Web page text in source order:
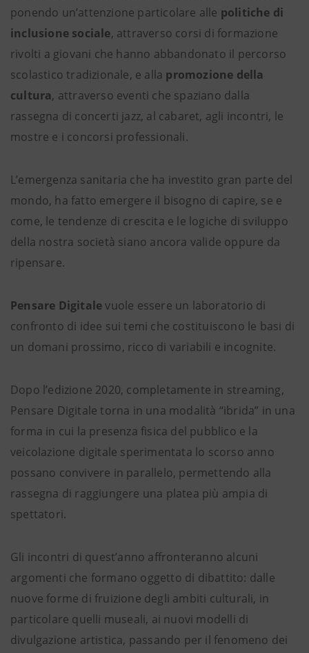
ponendo un’attenzione particolare alle politiche di
inclusione sociale, attraverso corsi di formazione
rivolti a giovani che hanno abbandonato il percorso
scolastico tradizionale, e alla promozione della
cultura, attraverso eventi che spaziano dalla
rassegna di concerti jazz, al cabaret, agli incontri, le
mostre e i concorsi professionali.
L’emergenza sanitaria che ha investito gran parte del
mondo, ha fatto emergere il bisogno di capire, se e
come, le tendenze di crescita e le logiche di sviluppo
della nostra società siano ancora valide oppure da
ripensare.
Pensare Digitalevuole essere un laboratorio di
confronto di idee sui temi che costituiscono le basi di
un domani prossimo, ricco di variabili e incognite.
Dopo l’edizione 2020, completamente in streaming,
Pensare Digitale torna in una modalità “ibrida” in una
forma in cui la presenza fisica del pubblico e la
veicolazione digitale sperimentata lo scorso anno
possano convivere in parallelo, permettendo alla
rassegna di raggiungere una platea più ampia di
spettatori.
Gli incontri di quest’anno affronteranno alcuni
argomenti che formano oggetto di dibattito: dalle
nuove forme di fruizione degli ambiti culturali, in
particolare quelli museali, ai nuovi modelli di
divulgazione artistica, passando per il fenomeno dei